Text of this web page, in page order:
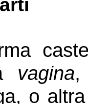
vagina
o